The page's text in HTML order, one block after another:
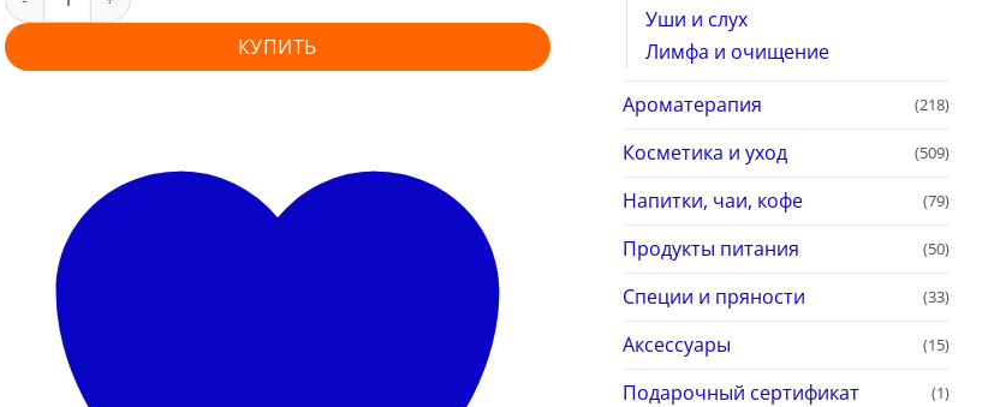
Уши и слух
Лимфа и очищение
Ароматерапия
(218)
Косметика и уход (509)
Напитки, чаи, кофе (79)
Продукты питания (50)
Специи и пряности (33)
Аксессуары (15)
Подарочный сертификат (1)
КУПИТЬ